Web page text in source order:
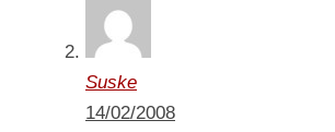
Suske
14/02/2008